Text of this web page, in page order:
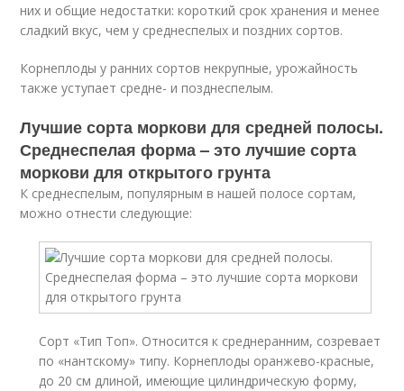
них и общие недостатки: короткий срок хранения и менее
сладкий вкус, чем у среднеспелых и поздних сортов.
Корнеплоды у ранних сортов некрупные, урожайность
также уступает средне- и позднеспелым.
Лучшие сорта моркови для средней полосы.
Среднеспелая форма – это лучшие сорта
моркови для открытого грунта
К среднеспелым, популярным в нашей полосе сортам,
можно отнести следующие:
Сорт «Тип Топ». Относится к среднеранним, созревает
по «нантскому» типу. Корнеплоды оранжево-красные,
до 20 см длиной, имеющие цилиндрическую форму,